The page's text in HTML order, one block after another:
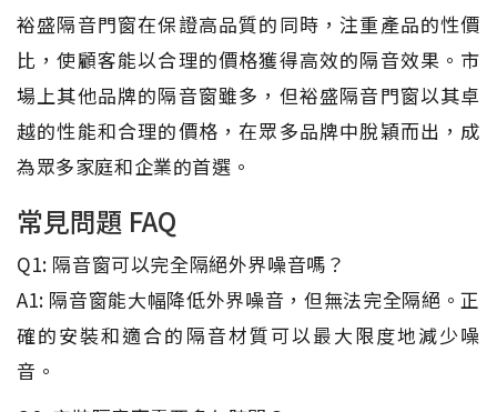
裕盛隔音門窗在保證高品質的同時，注重產品的性價
比，使顧客能以合理的價格獲得高效的隔音效果。市
場上其他品牌的隔音窗雖多，但裕盛隔音門窗以其卓
越的性能和合理的價格，在眾多品牌中脫穎而出，成
為眾多家庭和企業的首選。
常見問題 FAQ
Q1: 隔音窗可以完全隔絕外界噪音嗎？
A1: 隔音窗能大幅降低外界噪音，但無法完全隔絕。正
確的安裝和適合的隔音材質可以最大限度地減少噪
音。